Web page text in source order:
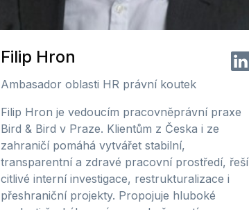
Filip Hron
Ambasador oblasti HR právní koutek
Filip Hron je vedoucím pracovněprávní praxe
Bird & Bird v Praze. Klientům z Česka i ze
zahraničí pomáhá vytvářet stabilní,
transparentní a zdravé pracovní prostředí, řeší
citlivé interní investigace, restrukturalizace i
přeshraniční projekty. Propojuje hluboké